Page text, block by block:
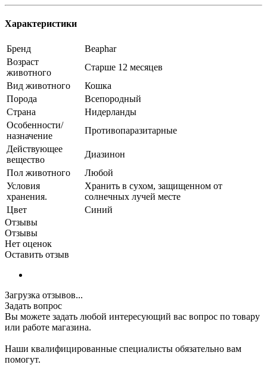
Характеристики
Бренд
Beaphar
Возраст
животного
Старше 12 месяцев
Вид животного
Кошка
Порода
Всепородный
Страна
Нидерланды
Особенности/
назначение
Противопаразитарные
Действующее
вещество
Диазинон
Пол животного
Любой
Условия
хранения.
Хранить в сухом, защищенном от
солнечных лучей месте
Цвет
Синий
Отзывы
Отзывы
Нет оценок
Оставить отзыв
Загрузка отзывов...
Задать вопрос
Вы можете задать любой интересующий вас вопрос по товару
или работе магазина.
Наши квалифицированные специалисты обязательно вам
помогут.